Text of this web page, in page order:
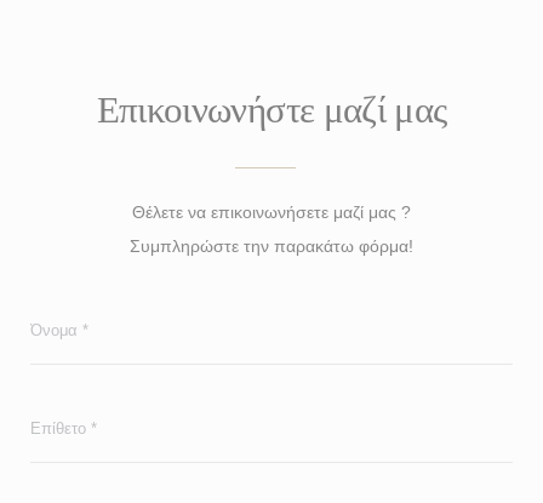
Επικοινωνήστε μαζί μας
Θέλετε να επικοινωνήσετε μαζί μας ?
Συμπληρώστε την παρακάτω φόρμα!